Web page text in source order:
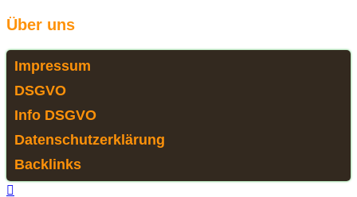
Über uns
Impressum
DSGVO
Info DSGVO
Datenschutzerklärung
Backlinks